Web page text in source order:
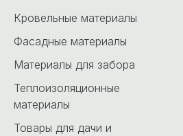
Кровельные материалы
Фасадные материалы
Материалы для забора
Теплоизоляционные
материалы
Товары для дачи и